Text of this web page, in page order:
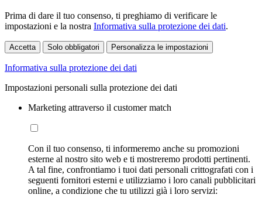
Prima di dare il tuo consenso, ti preghiamo di verificare le
impostazioni e la nostra Informativa sulla protezione dei dati.
Accetta Solo obbligatori Personalizza le impostazioni
Informativa sulla protezione dei dati
Impostazioni personali sulla protezione dei dati
Marketing attraverso il customer match
Con il tuo consenso, ti informeremo anche su promozioni
esterne al nostro sito web e ti mostreremo prodotti pertinenti.
A tal fine, confrontiamo i tuoi dati personali crittografati con i
seguenti fornitori esterni e utilizziamo i loro canali pubblicitari
online, a condizione che tu utilizzi già i loro servizi: